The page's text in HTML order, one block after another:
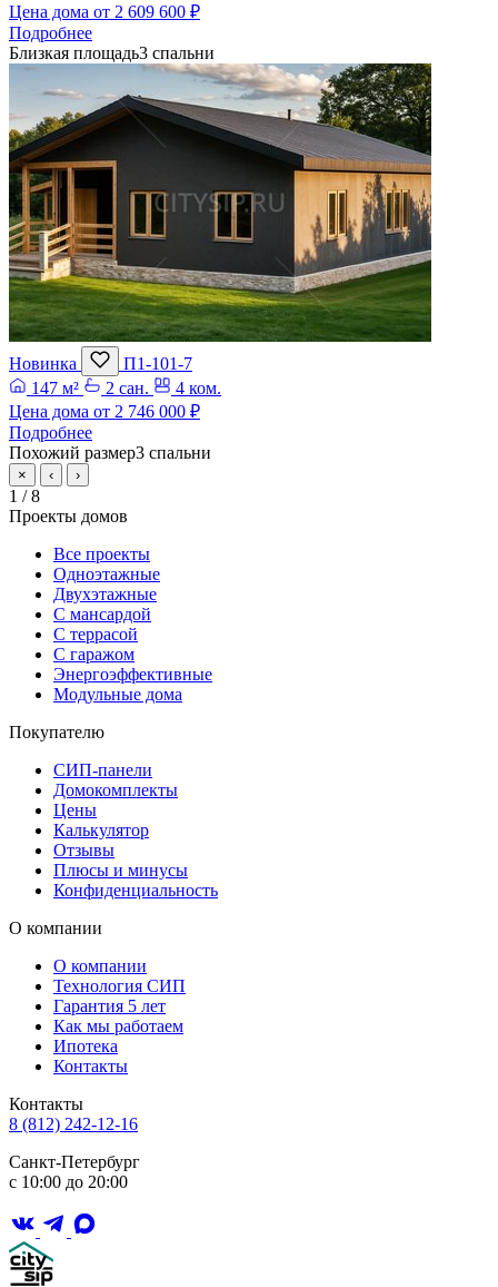
Цена дома от 2 609 600 ₽
Подробнее
Близкая площадь3 спальни
Новинка
П1-101-7
147 м²
2 сан.
4 ком.
Цена дома от 2 746 000 ₽
Подробнее
Похожий размер3 спальни
× ‹ ›
1 / 8
Проекты домов
Все проекты
Одноэтажные
Двухэтажные
С мансардой
С террасой
С гаражом
Энергоэффективные
Модульные дома
Покупателю
СИП-панели
Домокомплекты
Цены
Калькулятор
Отзывы
Плюсы и минусы
Конфиденциальность
О компании
О компании
Технология СИП
Гарантия 5 лет
Как мы работаем
Ипотека
Контакты
Контакты
8 (812) 242-12-16
Санкт-Петербург
с 10:00 до 20:00